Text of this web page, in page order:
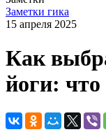
Заметки гика
15 апреля 2025
Как
йоги: что